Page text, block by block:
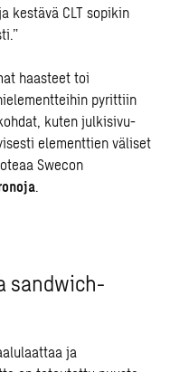
kestävä CLT sopikin
haasteet toi
pyrittiin
kuten julkisivu-
elementtien väliset
Swecon
.
sandwich-
ja